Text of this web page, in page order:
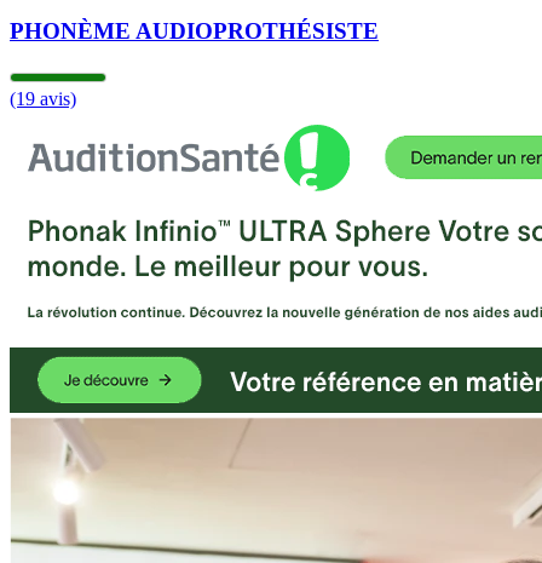
PHONÈME AUDIOPROTHÉSISTE
(19 avis)